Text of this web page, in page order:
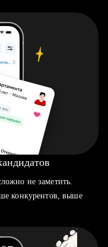
не заметить.
конкурентов, выше